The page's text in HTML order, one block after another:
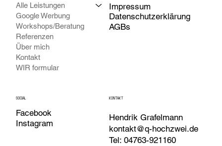
Alle Leistungen
Google Werbung
Workshops/Beratung
Referenzen
Über mich
Kontakt
WIR formular
Datenschutzerklärung
Impressum
AGBs
SOCIAL
Facebook
Instagram
KONTAKT
Hendrik Grafelmann
kontakt@q-hochzwei.de
Tel: 04763-921160